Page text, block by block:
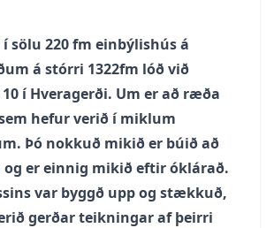
sölu 220 fm einbýlishús á
á stórri 1322fm lóð við
í Hveragerði. Um er að ræða
hefur verið í miklum
Þó nokkuð mikið er búið að
er einnig mikið eftir óklárað.
var byggð upp og stækkuð,
gerðar teikningar af þeirri